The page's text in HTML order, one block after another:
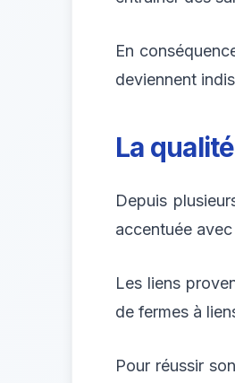
En
deviennent
La
Depuis
accentuée
Les liens
de fermes à
Pour réussir son